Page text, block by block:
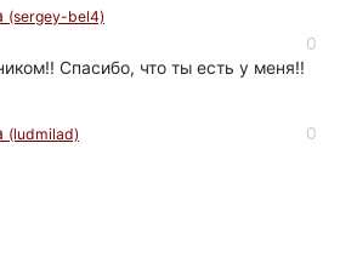
(sergey-bel4)
0
Спасибо, что ты есть у меня!!
(ludmilad) 0